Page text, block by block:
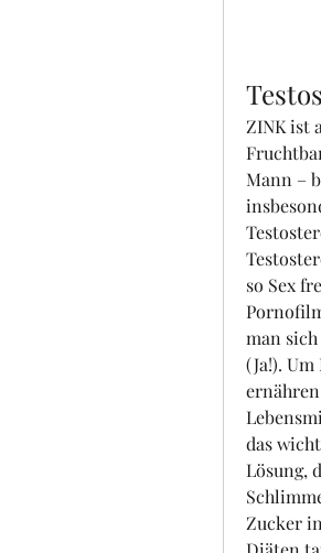
ZINK ist
Mann –
so Sex
man
(Ja!).
das
Lösung,
Zucker